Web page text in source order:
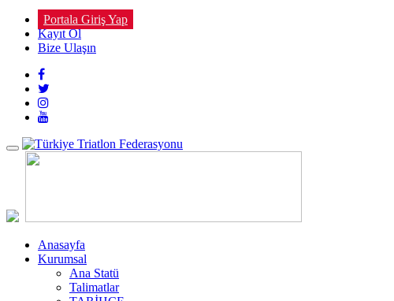
Portala Giriş Yap
Kayıt Ol
Bize Ulaşın
Toggle
navigation
Anasayfa
Kurumsal
Ana Statü
Talimatlar